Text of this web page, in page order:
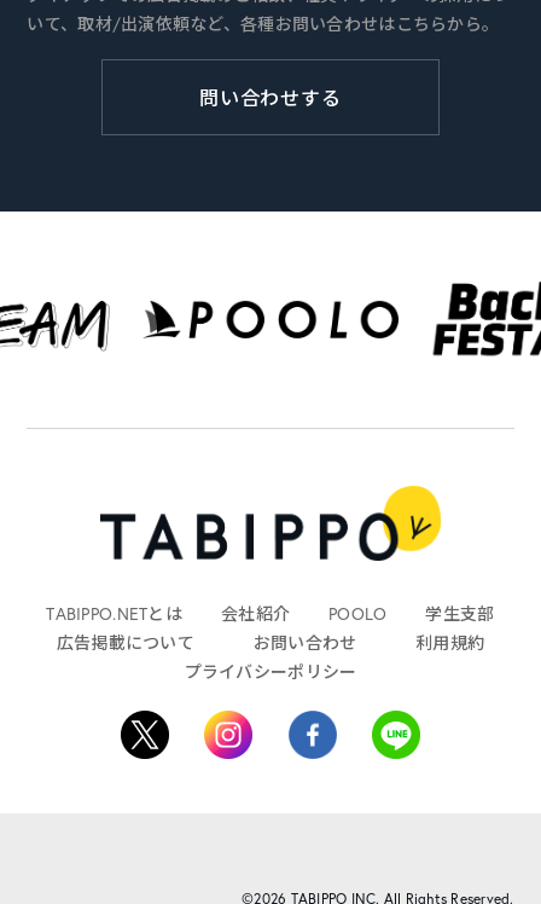
いて、取材/出演依頼など、各種お問い合わせはこちらから。
問い合わせする
TABIPPO.NETとは 会社紹介 POOLO
学生支部
広告掲載について
お問い合わせ
利用規約
プライバシーポリシー
©2026 TABIPPO INC. All Rights Reserved.